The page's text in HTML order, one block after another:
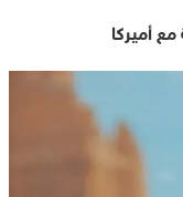
أميركا